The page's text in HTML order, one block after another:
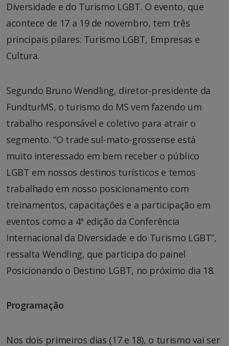
Diversidade e do Turismo LGBT. O evento, que
acontece de 17 a 19 de novembro, tem três
principais pilares: Turismo LGBT, Empresas e
Cultura.
Segundo Bruno Wendling, diretor-presidente da
FundturMS, o turismo do MS vem fazendo um
trabalho responsável e coletivo para atrair o
segmento. “O trade sul-mato-grossense está
muito interessado em bem receber o público
LGBT em nossos destinos turísticos e temos
trabalhado em nosso posicionamento com
treinamentos, capacitações e a participação em
eventos como a 4ª edição da Conferência
Internacional da Diversidade e do Turismo LGBT”,
ressalta Wendling, que participa do painel
Posicionando o Destino LGBT, no próximo dia 18.
Programação
Nos dois primeiros dias (17 e 18), o turismo vai ser